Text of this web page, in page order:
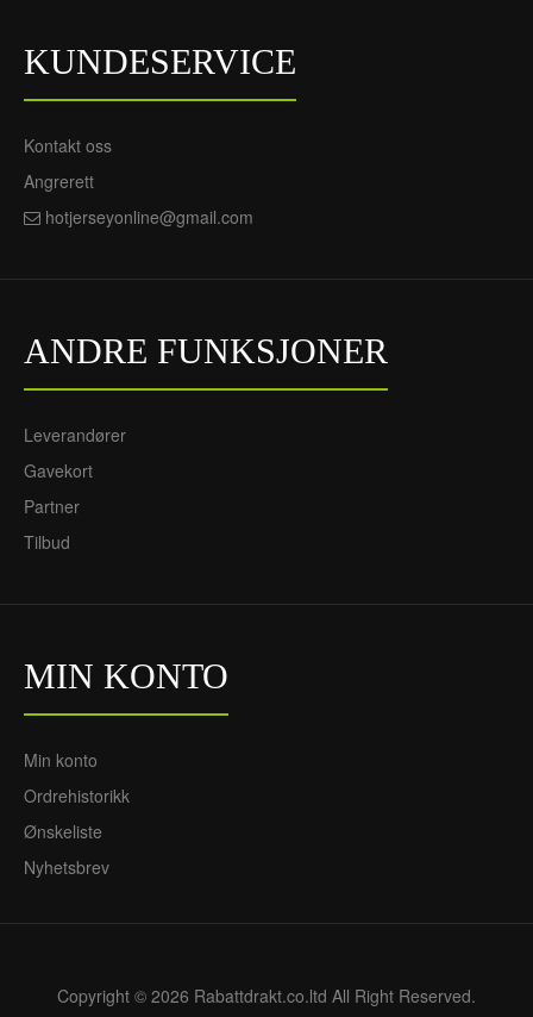
KUNDESERVICE
Kontakt oss
Angrerett
hotjerseyonline@gmail.com
ANDRE FUNKSJONER
Leverandører
Gavekort
Partner
Tilbud
MIN KONTO
Min konto
Ordrehistorikk
Ønskeliste
Nyhetsbrev
Copyright © 2026 Rabattdrakt.co.ltd All Right Reserved.